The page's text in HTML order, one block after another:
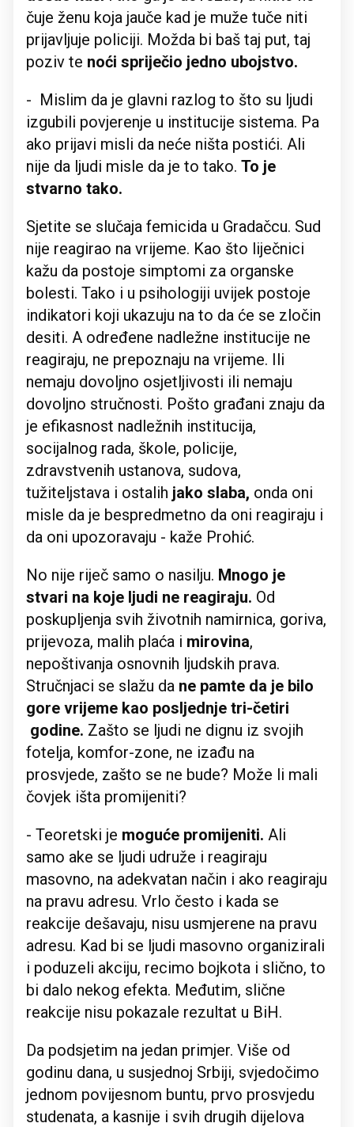
čuje ženu koja jauče kad je muže tuče niti
prijavljuje policiji. Možda bi baš taj put, taj
poziv te noći spriječio jedno ubojstvo.
- Mislim da je glavni razlog to što su ljudi
izgubili povjerenje u institucije sistema. Pa
ako prijavi misli da neće ništa postići. Ali
nije da ljudi misle da je to tako. To je
stvarno tako.
Sjetite se slučaja femicida u Gradačcu. Sud
nije reagirao na vrijeme. Kao što liječnici
kažu da postoje simptomi za organske
bolesti. Tako i u psihologiji uvijek postoje
indikatori koji ukazuju na to da će se zločin
desiti. A određene nadležne institucije ne
reagiraju, ne prepoznaju na vrijeme. Ili
nemaju dovoljno osjetljivosti ili nemaju
dovoljno stručnosti. Pošto građani znaju da
je efikasnost nadležnih institucija,
socijalnog rada, škole, policije,
zdravstvenih ustanova, sudova,
tužiteljstava i ostalih jako slaba, onda oni
misle da je bespredmetno da oni reagiraju i
da oni upozoravaju - kaže Prohić.
No nije riječ samo o nasilju. Mnogo je
stvari na koje ljudi ne reagiraju. Od
poskupljenja svih životnih namirnica, goriva,
prijevoza, malih plaća i mirovina,
nepoštivanja osnovnih ljudskih prava.
Stručnjaci se slažu da ne pamte da je bilo
gore vrijeme kao posljednje tri-četiri
godine. Zašto se ljudi ne dignu iz svojih
fotelja, komfor-zone, ne izađu na
prosvjede, zašto se ne bude? Može li mali
čovjek išta promijeniti?
- Teoretski je moguće promijeniti. Ali
samo ake se ljudi udruže i reagiraju
masovno, na adekvatan način i ako reagiraju
na pravu adresu. Vrlo često i kada se
reakcije dešavaju, nisu usmjerene na pravu
adresu. Kad bi se ljudi masovno organizirali
i poduzeli akciju, recimo bojkota i slično, to
bi dalo nekog efekta. Međutim, slične
reakcije nisu pokazale rezultat u BiH.
Da podsjetim na jedan primjer. Više od
godinu dana, u susjednoj Srbiji, svjedočimo
jednom povijesnom buntu, prvo prosvjedu
studenata, a kasnije i svih drugih dijelova